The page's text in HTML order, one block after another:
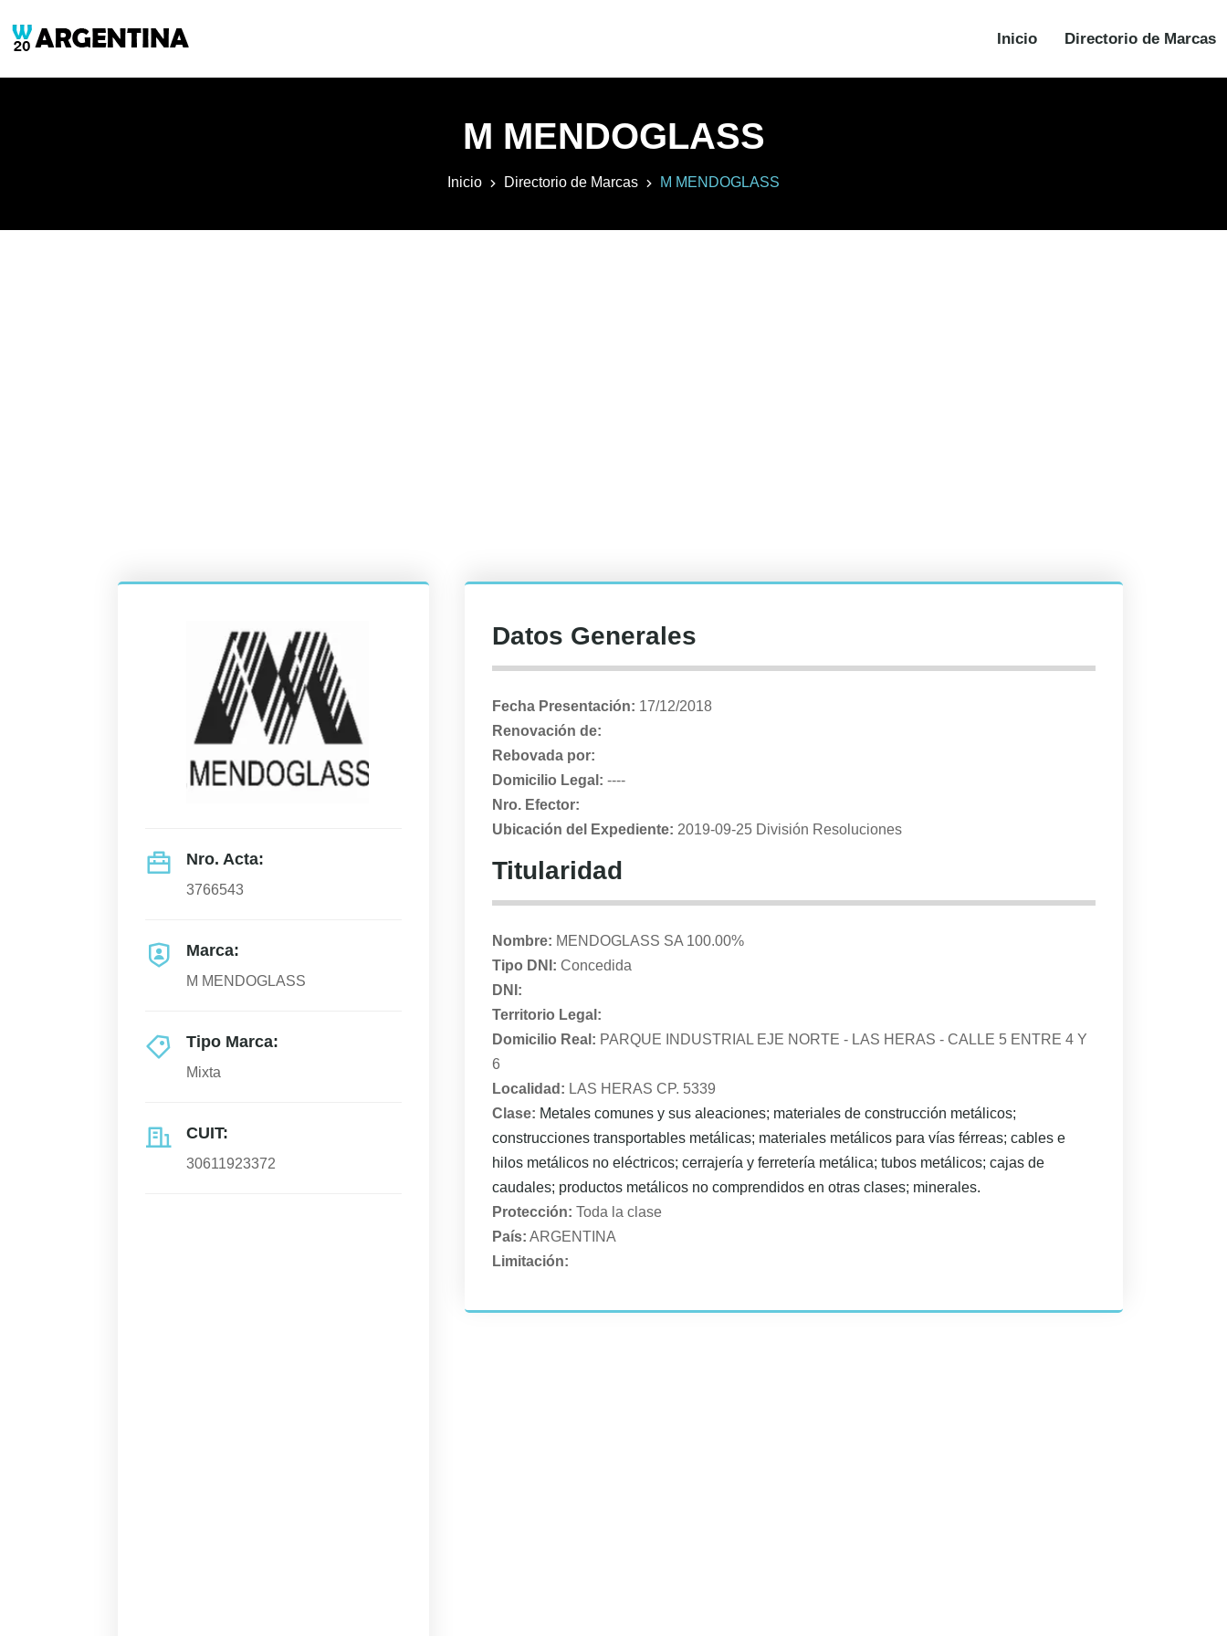
Inicio Directorio de Marcas
M MENDOGLASS
Inicio Directorio de Marcas M MENDOGLASS
Nro. Acta:
3766543
Marca:
M MENDOGLASS
Tipo Marca:
Mixta
CUIT:
30611923372
Datos Generales
Fecha Presentación: 17/12/2018
Renovación de:
Rebovada por:
Domicilio Legal: ----
Nro. Efector:
Ubicación del Expediente: 2019-09-25 División Resoluciones
Titularidad
Nombre: MENDOGLASS SA 100.00%
Tipo DNI: Concedida
DNI:
Territorio Legal:
Domicilio Real: PARQUE INDUSTRIAL EJE NORTE - LAS HERAS - CALLE 5 ENTRE 4 Y
6
Localidad: LAS HERAS CP. 5339
Clase: Metales comunes y sus aleaciones; materiales de construcción metálicos;
construcciones transportables metálicas; materiales metálicos para vías férreas; cables e
hilos metálicos no eléctricos; cerrajería y ferretería metálica; tubos metálicos; cajas de
caudales; productos metálicos no comprendidos en otras clases; minerales.
Protección: Toda la clase
País: ARGENTINA
Limitación: